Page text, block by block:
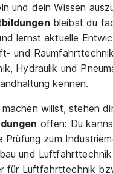
und dein Wissen
bleibst du
lernst aktuelle
und
Hydraulik und
kennen.
machen willst, stehen
offen: Du
Prüfung zum
und
für Luftfahrttechnik